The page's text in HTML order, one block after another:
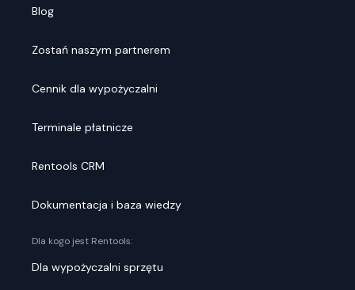
Blog
Zostań naszym partnerem
Cennik dla wypożyczalni
Terminale płatnicze
Rentools CRM
Dokumentacja i baza wiedzy
Dla kogo jest Rentools:
Dla wypożyczalni sprzętu